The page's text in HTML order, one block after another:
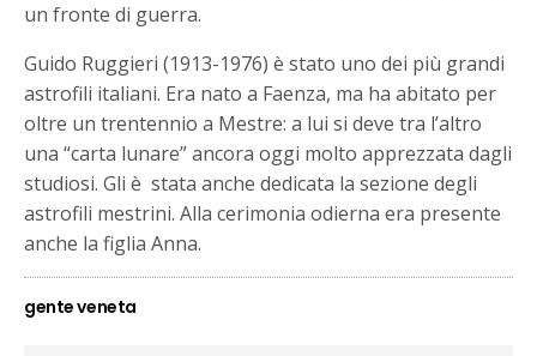
un fronte di guerra.
Guido Ruggieri (1913-1976) è stato uno dei più grandi
astrofili italiani. Era nato a Faenza, ma ha abitato per
oltre un trentennio a Mestre: a lui si deve tra l’altro
una “carta lunare” ancora oggi molto apprezzata dagli
studiosi. Gli è stata anche dedicata la sezione degli
astrofili mestrini. Alla cerimonia odierna era presente
anche la figlia Anna.
gente veneta